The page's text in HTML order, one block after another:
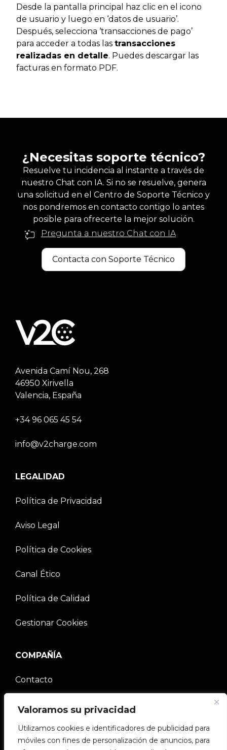
Valoramos su privacidad
Utilizamos cookies e identificadores de publicidad para
móviles con fines de personalización de anuncios, para
Desde la pantalla principal haz clic en el icono
de usuario y luego en ‘datos de usuario’.
Después, selecciona ‘transacciones de pago’
para acceder a todas las transacciones
realizadas en detalle. Puedes descargar las
facturas en formato PDF.
¿Necesitas soporte técnico?
Resuelve tu incidencia al instante a través de
nuestro Chat con IA. Si no se resuelve, genera
una solicitud en el Centro de Soporte Técnico y
nos pondremos en contacto contigo lo antes
posible para ofrecerte la mejor solución.
Pregunta a nuestro Chat con IA
Contacta con Soporte Técnico
Avenida Camí Nou, 268
46950 Xirivella
Valencia, España
+34 96 065 45 54
info@v2charge.com
LEGALIDAD
Política de Privacidad
Aviso Legal
Política de Cookies
Canal Ético
Política de Calidad
Gestionar Cookies
COMPAÑÍA
Contacto
Comunidad V2C
Trabaja con nosotros